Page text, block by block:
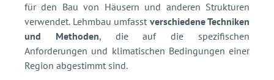
für den Bau von Häusern und anderen Strukturen
verwendet. Lehmbau umfasst verschiedene Techniken
und Methoden, die auf die spezifischen
Anforderungen und klimatischen Bedingungen einer
Region abgestimmt sind.